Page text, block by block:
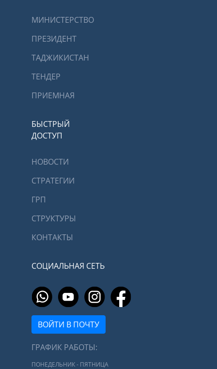
МИНИСТЕРСТВО
ПРЕЗИДЕНТ
ТАДЖИКИСТАН
ТЕНДЕР
ПРИЕМНАЯ
БЫСТРЫЙ
ДОСТУП
НОВОСТИ
СТРАТЕГИИ
ГРП
СТРУКТУРЫ
КОНТАКТЫ
СОЦИАЛЬНАЯ СЕТЬ
ВОЙТИ В ПОЧТУ
ГРАФИК РАБОТЫ:
ПОНЕДЕЛЬНИК - ПЯТНИЦА